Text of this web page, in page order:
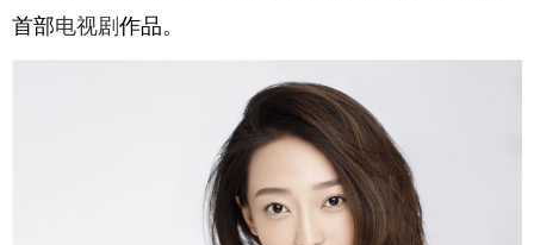
首部电视剧 作品。